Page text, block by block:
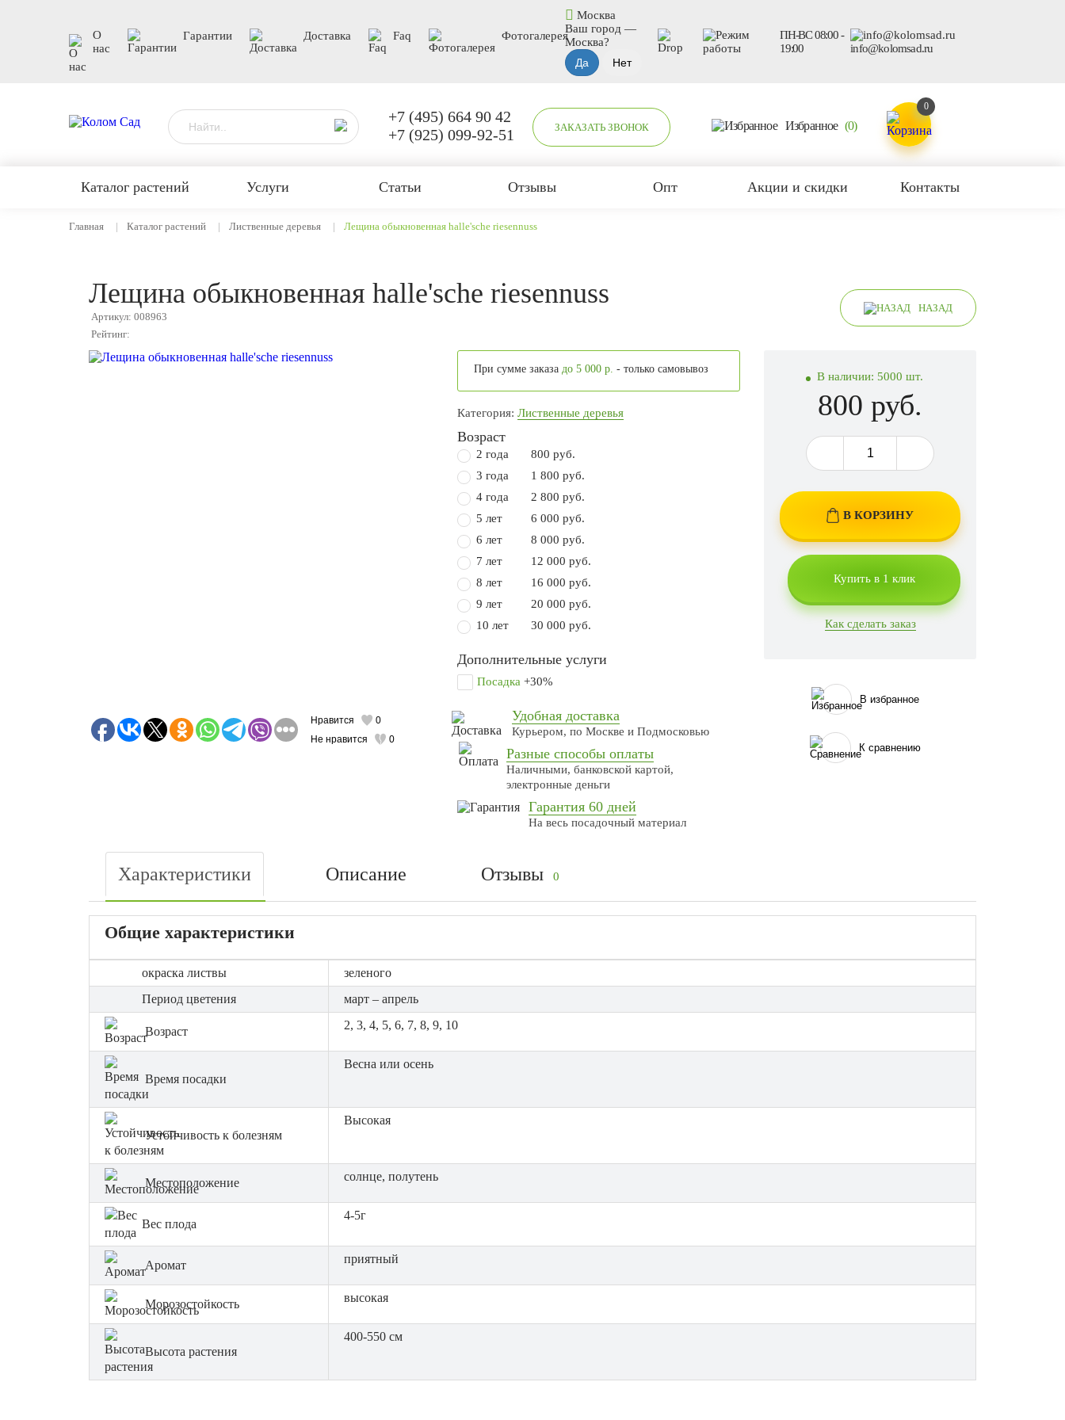
О
нас
Гарантии Доставка Faq Фотогалерея
Москва
Ваш город —
Москва?
ПН-ВС 08:00 -
19:00
info@kolomsad.ru
+7 (495) 664 90 42
+7 (925) 099-92-51
ЗАКАЗАТЬ ЗВОНОК Избранное (0)
0
Каталог растений Услуги Статьи Отзывы Опт Акции и скидки Контакты
Главная Каталог растений Лиственные деревья Лещина обыкновенная halle'sche riesennuss
Лещина обыкновенная halle'sche riesennuss
Артикул: 008963
Рейтинг:
НАЗАД
Нравится
0
Не нравится
0
При сумме заказадо 5 000 р. - только самовывоз
Категория:Лиственные деревья
Возраст
2 года
800 руб.
3 года
1 800 руб.
4 года
2 800 руб.
5 лет
6 000 руб.
6 лет
8 000 руб.
7 лет
12 000 руб.
8 лет
16 000 руб.
9 лет
20 000 руб.
10 лет
30 000 руб.
Дополнительные услуги
Посадка +30%
Удобная доставка
Курьером, по Москве и Подмосковью
Разные способы оплаты
Наличными, банковской картой,
электронные деньги
Гарантия 60 дней
На весь посадочный материал
В наличии: 5000 шт.
800 руб.
В КОРЗИНУ
Купить в 1 клик
Как сделать заказ
В избранное
К сравнению
Характеристики Описание Отзывы 0
Общие характеристики
окраска листвы
зеленого
Период цветения
март – апрель
Возраст 2, 3, 4, 5, 6, 7, 8, 9, 10
Время посадки
Весна или осень
Устойчивость к болезням
Высокая
Местоположение солнце, полутень
Вес плода
4-5г
Аромат приятный
Морозостойкость высокая
Высота растения
400-550 см